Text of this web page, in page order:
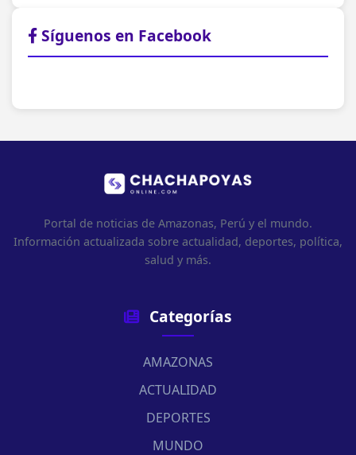
Síguenos en Facebook
Portal de noticias de Amazonas, Perú y el mundo.
Información actualizada sobre actualidad, deportes, política,
salud y más.
Categorías
AMAZONAS
ACTUALIDAD
DEPORTES
MUNDO